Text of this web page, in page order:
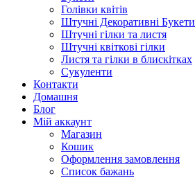
Голівки квітів
Штучні Декоративні Букети
Штучні гілки та листя
Штучні квіткові гілки
Листя та гілки в блискітках
Сукуленти
Контакти
Домашня
Блог
Мій аккаунт
Магазин
Кошик
Оформлення замовлення
Список бажань